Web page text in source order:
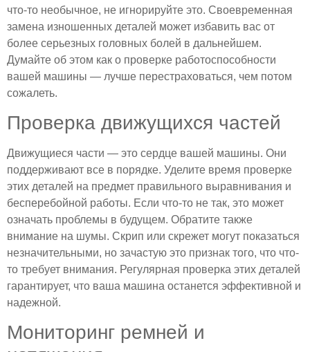
что-то необычное, не игнорируйте это. Своевременная
замена изношенных деталей может избавить вас от
более серьезных головных болей в дальнейшем.
Думайте об этом как о проверке работоспособности
вашей машины — лучше перестраховаться, чем потом
сожалеть.
Проверка движущихся частей
Движущиеся части — это сердце вашей машины. Они
поддерживают все в порядке. Уделите время проверке
этих деталей на предмет правильного выравнивания и
бесперебойной работы. Если что-то не так, это может
означать проблемы в будущем. Обратите также
внимание на шумы. Скрип или скрежет могут показаться
незначительными, но зачастую это признак того, что что-
то требует внимания. Регулярная проверка этих деталей
гарантирует, что ваша машина останется эффективной и
надежной.
Мониторинг ремней и